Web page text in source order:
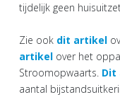
tijdelijk geen
Zie ook dit artikel
artikel over het
Stroomopwaarts. Dit
aantal